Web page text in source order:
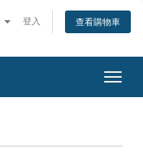
登入 查看購物車